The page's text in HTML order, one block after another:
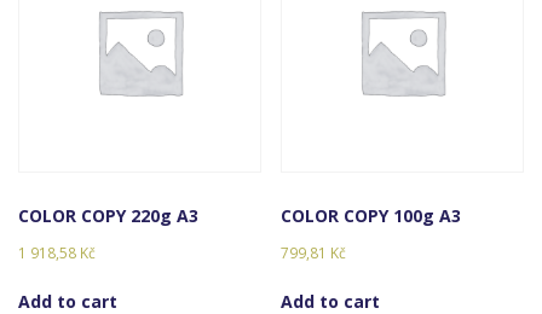
COLOR COPY 220g A3
1 918,58 Kč
Add to cart
COLOR COPY 100g A3
799,81 Kč
Add to cart